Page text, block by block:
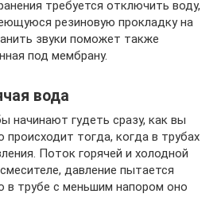
требуется отключить воду,
резиновую прокладку на
звуки поможет также
под мембрану.
вода
начинают гудеть сразу, как вы
происходит тогда, когда в трубах
Поток горячей и холодной
давление пытается
в трубе с меньшим напором оно